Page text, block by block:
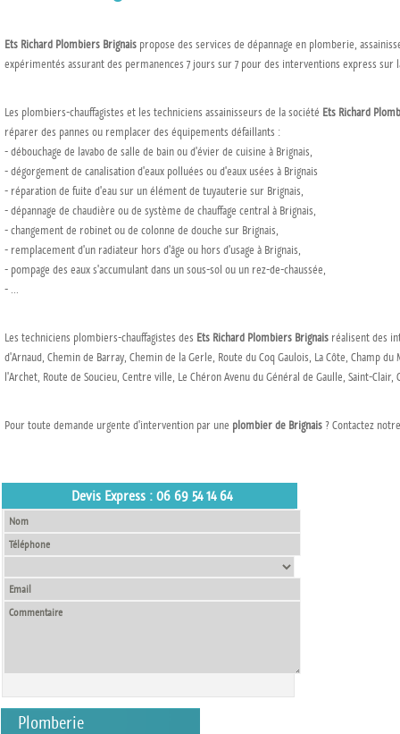
Ets Richard Plombiers Brignais propose des services de dépannage en plomberie,
expérimentés assurant des permanences 7 jours sur 7 pour des interventions express sur
Les plombiers-chauffagistes et les techniciens assainisseurs de la société Ets Richard
réparer des pannes ou remplacer des équipements défaillants :
- débouchage de lavabo de salle de bain ou d'évier de cuisine à Brignais,
- dégorgement de canalisation d'eaux polluées ou d'eaux usées à Brignais
- réparation de fuite d'eau sur un élément de tuyauterie sur Brignais,
- dépannage de chaudière ou de système de chauffage central à Brignais,
- changement de robinet ou de colonne de douche sur Brignais,
- remplacement d'un radiateur hors d'âge ou hors d'usage à Brignais,
- pompage des eaux s'accumulant dans un sous-sol ou un rez-de-chaussée,
- ...
Les techniciens plombiers-chauffagistes des Ets Richard Plombiers Brignais réalisent des
d'Arnaud, Chemin de Barray, Chemin de la Gerle, Route du Coq Gaulois, La Côte, Champ
l'Archet, Route de Soucieu, Centre ville, Le Chéron Avenu du Général de Gaulle, Saint-
Pour toute demande urgente d'intervention par une plombier de Brignais ? Contactez
Devis Express : 06 69 54 14 64
Plomberie